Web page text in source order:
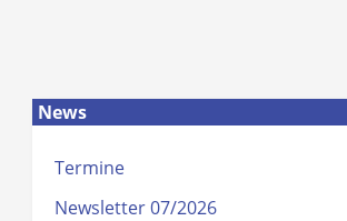
News
Termine
Newsletter 07/2026